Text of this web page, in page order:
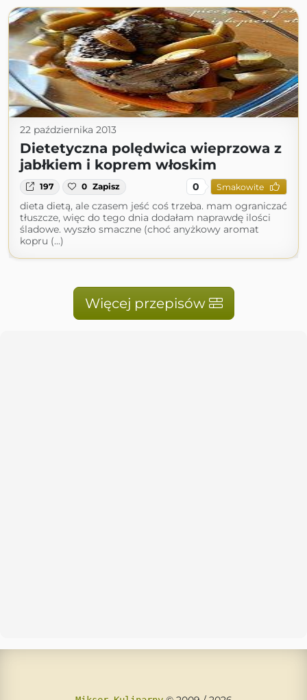
22 października 2013
Dietetyczna polędwica wieprzowa z
jabłkiem i koprem włoskim
197 0 Zapisz 0 Smakowite
dieta dietą, ale czasem jeść coś trzeba. mam ograniczać
tłuszcze, więc do tego dnia dodałam naprawdę ilości
śladowe. wyszło smaczne (choć anyżkowy aromat
kopru (...)
Więcej przepisów